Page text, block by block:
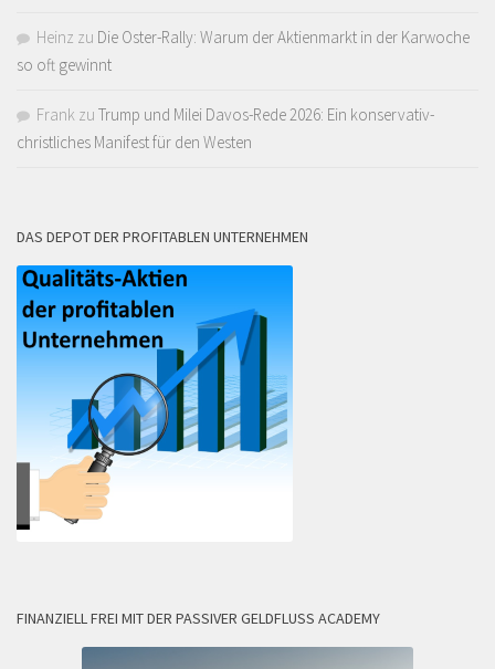
Heinz zu Die Oster-Rally: Warum der Aktienmarkt in der Karwoche
so oft gewinnt
Frank zu Trump und Milei Davos-Rede 2026: Ein konservativ-
christliches Manifest für den Westen
DAS DEPOT DER PROFITABLEN UNTERNEHMEN
FINANZIELL FREI MIT DER PASSIVER GELDFLUSS ACADEMY